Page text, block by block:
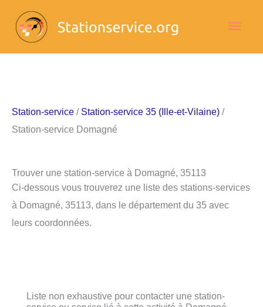
contenu
Station-service / Station-service 35 (Ille-et-Vilaine) /
Station-service Domagné
Trouver une station-service à Domagné, 35113
Ci-dessous vous trouverez une liste des stations-services
à Domagné, 35113, dans le département du 35 avec
leurs coordonnées.
Liste non exhaustive pour contacter une station-